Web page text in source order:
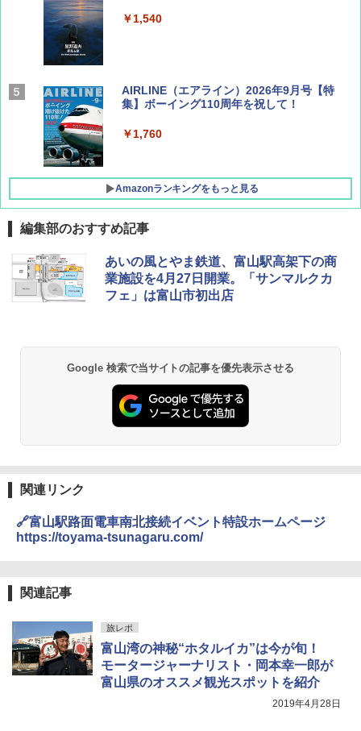
￥1,540
AIRLINE（エアライン）2026年9月号【特
集】ボーイング110周年を祝して！
￥1,760
Amazonランキングをもっと見る
D40 地球の歩き方 チェンマイ タイ北部の魅
力的な町 2026～2027 地球の歩き方D アジア
￥2,079
￥2,695
新しい日本地理 地図・統計・移動から読み
解く (講談社現代新書)
[キャンパーズコレクション 山善] ポップアッ
プテント 傘みたいに広げて畳める パッとサ
ッとサンシェード キューブ フルクローズ メ
ッシュ 簡単設置 ワンタッチテント キャンプ
PYKES PEAK (パイクスピーク) 着替えテン
ト プライバシー テント 【中が透けない】 1
人用 折りたたみ 防災グッズ 災害用トイレ ビ
ーチ ピクニック ポップアップテント 携帯 簡
ENDLESS BASE 《めざましテレビで紹介》
テント ワンタッチ RENEW 幅200 2-3人用 43
500002(88859)
広げるだけ パッとサッとテント ブラックコ
ーティング フルクローズ メッシュ 3-4人用
簡単設置 ポップアップテント エクルベージ
ュ(BC仕様) PATC-150B(EB)
熊撃退スプレー 熊よけスプレー 熊スプレー
【日本企業販売】超強力クマ対策スプレー 30
0ml（連続噴射30秒）110ml（連続噴射15
秒）射程5～10m 安全ロック搭載 携帯収納袋
送
GRANDOOR ステンレス保冷剤 2個セット 2
BUNDOK(バンドック)ソロ ドーム 1 EX BDK
-08EX カーキ ソロキャンプ ポリエステル フ
DEWEL パラソル 大型 ビーチ アウトドアパ
ラソル ガーデン サイトシート付 折りたたみ
防水 UVカット 4段階高さ調整 軽量 収納袋付
き
編集部のおすすめ記事
あいの風とやま鉄道、富山駅高架下の商
業施設を4月27日開業。「サンマルクカ
フェ」は富山市初出店
Google 検索で当サイトの記事を優先表示させる
関連リンク
🔗富山駅路面電車南北接続イベント特設ホームページ
https://toyama-tsunagaru.com/
関連記事
旅レポ
富山湾の神秘“ホタルイカ”は今が旬！
モータージャーナリスト・岡本幸一郎が
富山県のオススメ観光スポットを紹介
2019年4月28日